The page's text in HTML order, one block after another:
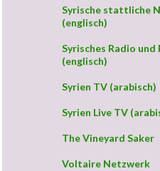
Syrische stattliche
(englisch)
Syrisches Radio und
(englisch)
Syrien TV (arabisch)
Syrien Live TV
The Vineyard Saker
Voltaire Netzwerk